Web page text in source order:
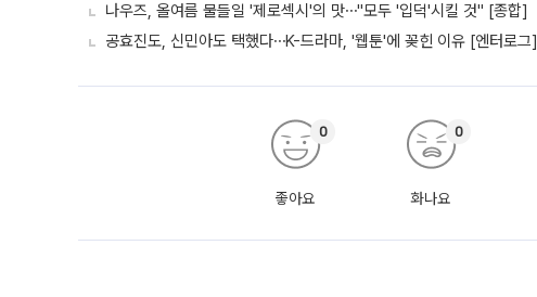
나우즈, 올여름 물들일 '제로섹시'의 맛⋯"모두 '입덕'시킬 것" [종합]
공효진도, 신민아도 택했다⋯K-드라마, '웹툰'에 꽂힌 이유 [엔터로그]
좋아요
0
화나요
0